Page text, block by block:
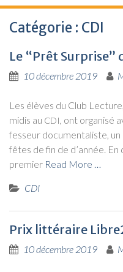
Catégorie : CDI
Le “Prêt Surprise”
10 décembre 2019
Les élèves du Club
midis au CDI, ont orga­ni­sé
fes­seur docu­men­ta­liste, un
fêtes de fin de d’année.
pre­mier Read More …
CDI
Prix littéraire
10 décembre 2019